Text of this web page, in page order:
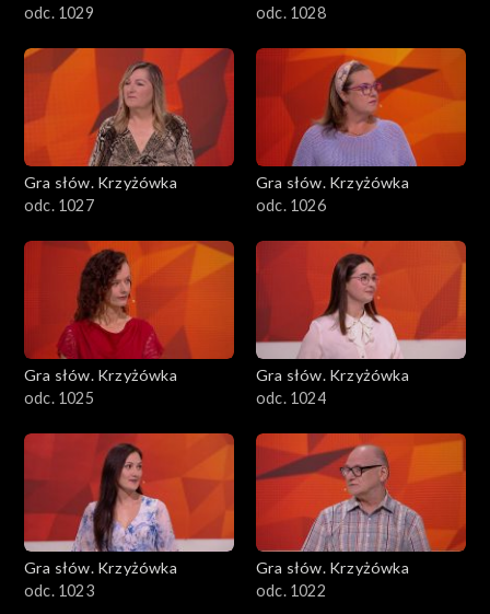
odc. 1029
odc. 1028
Gra słów. Krzyżówka
odc. 1027
Gra słów. Krzyżówka
odc. 1026
Gra słów. Krzyżówka
odc. 1025
Gra słów. Krzyżówka
odc. 1024
Gra słów. Krzyżówka
odc. 1023
Gra słów. Krzyżówka
odc. 1022